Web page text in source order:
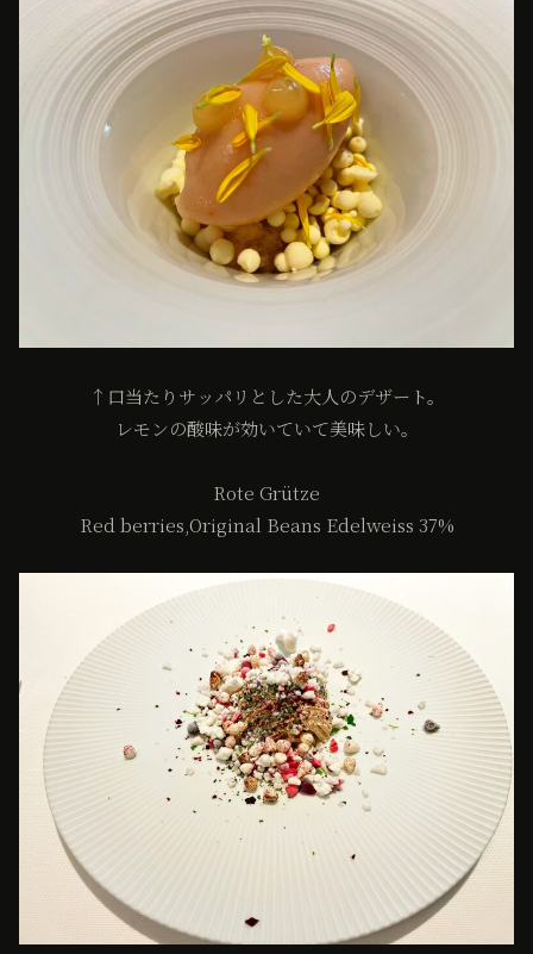
↑口当たりサッパリとした大人のデザート。
レモンの酸味が効いていて美味しい。
Rote Grütze
Red berries,Original Beans Edelweiss 37%